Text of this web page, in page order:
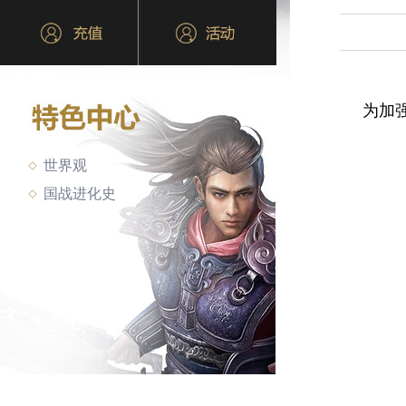
世界观
国战进化史
为加强